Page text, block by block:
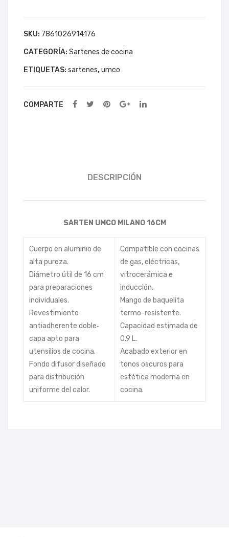
SKU: 7861026914176
CATEGORÍA: Sartenes de cocina
ETIQUETAS: sartenes, umco
COMPARTE
DESCRIPCIÓN
SARTEN UMCO MILANO 16CM
Cuerpo en aluminio de
alta pureza.
Diámetro útil de 16 cm
para preparaciones
individuales.
Revestimiento
antiadherente doble‐
capa apto para
utensilios de cocina.
Fondo difusor diseñado
para distribución
uniforme del calor.
Compatible con cocinas
de gas, eléctricas,
vitrocerámica e
inducción.
Mango de baquelita
termo-resistente.
Capacidad estimada de
0.9 L.
Acabado exterior en
tonos oscuros para
estética moderna en
cocina.